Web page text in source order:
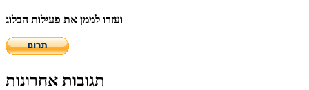
ועזרו לממן את פעילות הבלוג
תגובות אחרונות